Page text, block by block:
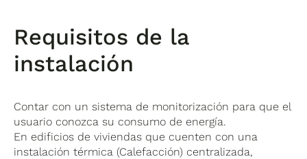
Requisitos de la
instalación
Contar con un sistema de monitorización para que el
usuario conozca su consumo de energía.
En edificios de viviendas que cuenten con una
instalación térmica (Calefacción) centralizada,